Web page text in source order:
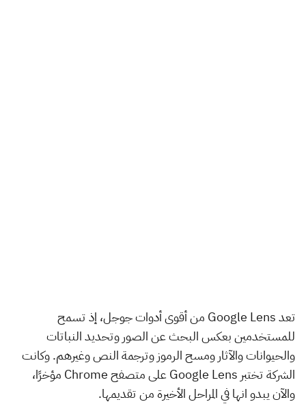
تعد Google Lens من أقوى أدوات جوجل، إذ تسمح
للمستخدمين بعكس البحث عن الصور وتحديد النباتات
والحيوانات والآثار ومسح الرموز وترجمة النص وغيرهم. وكانت
الشركة تختبر Google Lens على متصفح Chrome مؤخرًا،
والآن يبدو انها في المراحل الأخيرة من تقديمها.